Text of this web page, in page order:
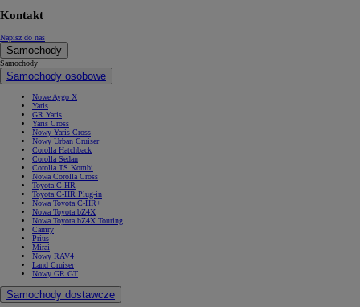
Kontakt
Napisz do nas
Samochody
Samochody
Samochody osobowe
Nowe Aygo X
Yaris
GR Yaris
Yaris Cross
Nowy Yaris Cross
Nowy Urban Cruiser
Corolla Hatchback
Corolla Sedan
Corolla TS Kombi
Nowa Corolla Cross
Toyota C-HR
Toyota C-HR Plug-in
Nowa Toyota C-HR+
Nowa Toyota bZ4X
Nowa Toyota bZ4X Touring
Camry
Prius
Mirai
Nowy RAV4
Land Cruiser
Nowy GR GT
Samochody dostawcze